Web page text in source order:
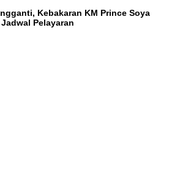
Kebakaran KM Prince Soya
Pelayaran